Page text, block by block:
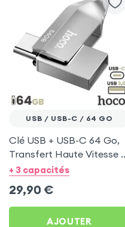
USB / USB-C / 64 GO
Clé USB + USB-C 64 Go,
Transfert Haute Vitesse -
Hoco Argent
+ 3 capacités
29,90 €
AJOUTER